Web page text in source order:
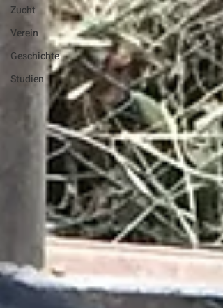
Zucht
Verein
Geschichte
Studien